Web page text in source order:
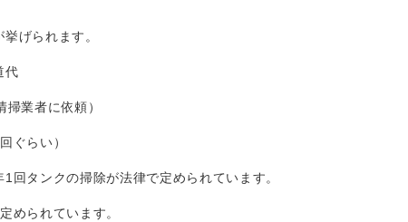
げられます。
代
掃業者に依頼）
ぐらい）
回タンクの掃除が法律で定められています。
められています。